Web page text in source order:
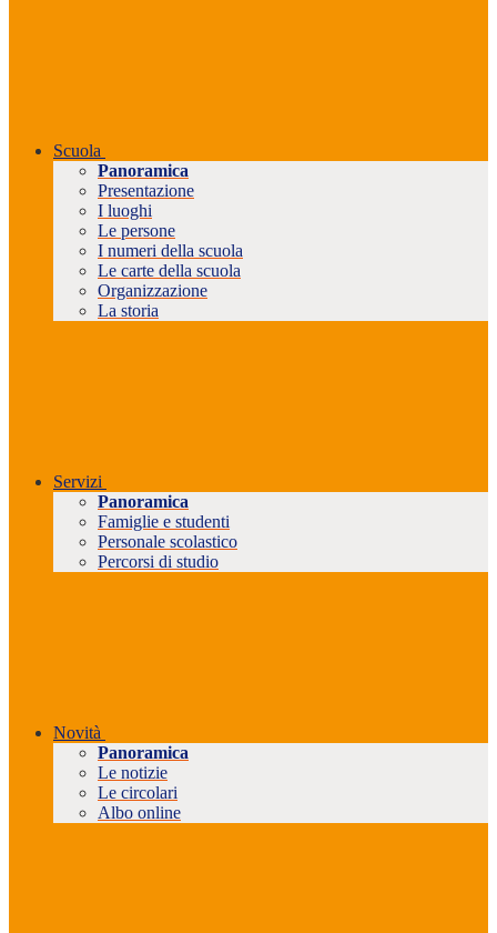
Scuola
Panoramica
Presentazione
I luoghi
Le persone
I numeri della scuola
Le carte della scuola
Organizzazione
La storia
Servizi
Panoramica
Famiglie e studenti
Personale scolastico
Percorsi di studio
Novità
Panoramica
Le notizie
Le circolari
Albo online